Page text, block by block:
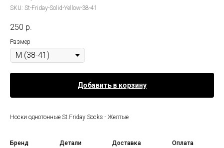
SKU: St-Friday-Solid-Yellow-38-41
250 р.
Размер
Добавить в корзину
Носки однотонные St.Friday Socks - Желтые
Бренд Детали Доставка Оплата